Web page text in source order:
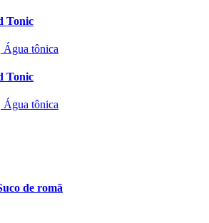
Tonic
Água tônica
Tonic
Água tônica
de romã